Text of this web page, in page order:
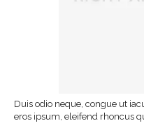
Duis odio neque, congue ut
eros ipsum, eleifend rhoncus